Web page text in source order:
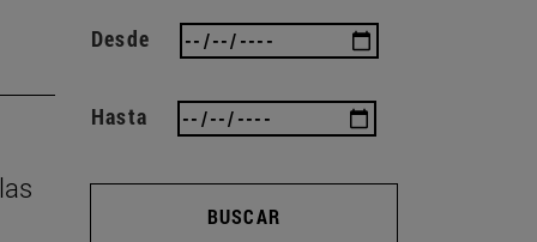
Desde
Hasta
BUSCAR